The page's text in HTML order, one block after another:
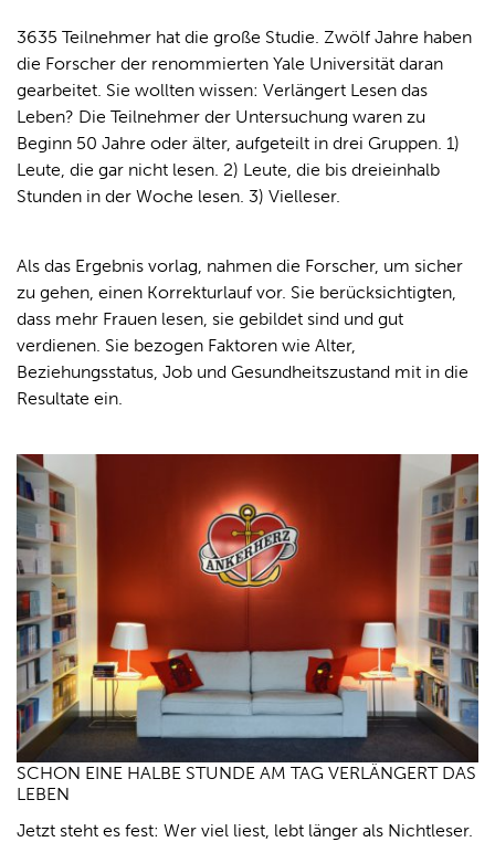
3635 Teilnehmer hat die große Studie. Zwölf Jahre haben
die Forscher der renommierten Yale Universität daran
gearbeitet. Sie wollten wissen: Verlängert Lesen das
Leben? Die Teilnehmer der Untersuchung waren zu
Beginn 50 Jahre oder älter, aufgeteilt in drei Gruppen. 1)
Leute, die gar nicht lesen. 2) Leute, die bis dreieinhalb
Stunden in der Woche lesen. 3) Vielleser.
Als das Ergebnis vorlag, nahmen die Forscher, um sicher
zu gehen, einen Korrekturlauf vor. Sie berücksichtigten,
dass mehr Frauen lesen, sie gebildet sind und gut
verdienen. Sie bezogen Faktoren wie Alter,
Beziehungsstatus, Job und Gesundheitszustand mit in die
Resultate ein.
SCHON EINE HALBE STUNDE AM TAG VERLÄNGERT DAS
LEBEN
Jetzt steht es fest: Wer viel liest, lebt länger als Nichtleser.